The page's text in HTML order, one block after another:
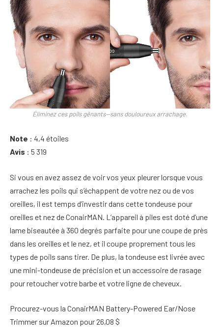
Éliminez ces poils gênants—sans douloureux arrachage.
Note : 4,4 étoiles
Avis : 5 319
Si vous en avez assez de voir vos yeux pleurer lorsque vous
arrachez les poils qui s’échappent de votre nez ou de vos
oreilles, il est temps d’investir dans cette tondeuse pour
oreilles et nez de ConairMAN. L’appareil à piles est doté d’une
lame biseautée à 360 degrés parfaite pour une coupe de près
dans les oreilles et le nez, et il coupe proprement tous les
types de poils sans tirer. De plus, la tondeuse est livrée avec
une mini-tondeuse de précision et un accessoire de rasage
pour retoucher votre barbe et votre ligne de cheveux.
Procurez-vous la ConairMAN Battery-Powered Ear/Nose
Trimmer sur Amazon pour 26,08 $